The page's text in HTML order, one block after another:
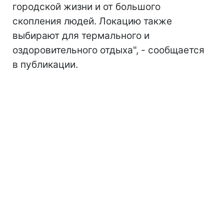
городской жизни и от большого
скопления людей. Локацию также
выбирают для термального и
оздоровительного отдыха", - сообщается
в публикации.